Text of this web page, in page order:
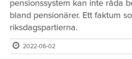
pensionssystem kan inte råda
bland pensionärer. Ett faktum
riksdagspartierna.
2022-06-02